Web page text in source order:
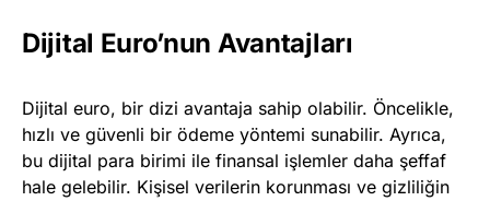
Dijital Euro’nun Avantajları
Dijital euro, bir dizi avantaja sahip olabilir. Öncelikle,
hızlı ve güvenli bir ödeme yöntemi sunabilir. Ayrıca,
bu dijital para birimi ile finansal işlemler daha şeffaf
hale gelebilir. Kişisel verilerin korunması ve gizliliğin